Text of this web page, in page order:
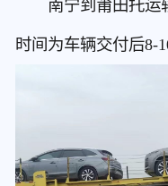
南宁到莆田托运轿
时间为车辆交付后8-